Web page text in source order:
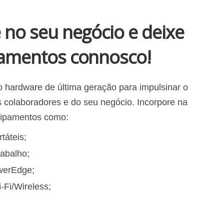
no seu negócio e deixe
connosco!
hardware de última geração para impulsinar o
colaboradores e do seu negócio. Incorpore na
como:
Fi/Wireless;